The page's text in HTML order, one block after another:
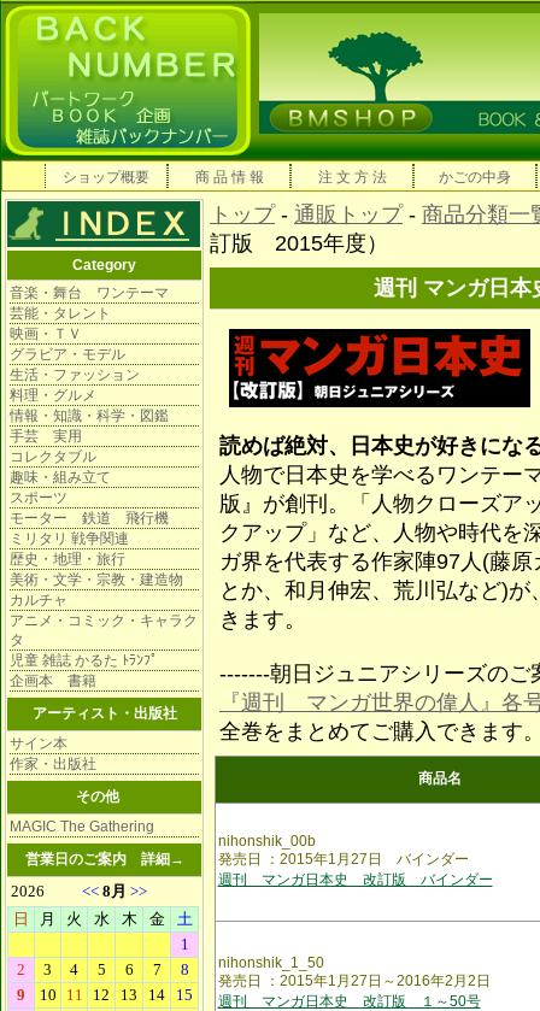
ショップ概要 商 品 情 報 注 文 方 法 かごの中身
Category
音楽・舞台 ワンテーマ
芸能・タレント
映画・ＴＶ
グラビア・モデル
生活・ファッション
料理・グルメ
情報・知識・科学・図鑑
手芸 実用
コレクタブル
趣味・組み立て
スポーツ
モーター 鉄道 飛行機
ミリタリ 戦争関連
歴史・地理・旅行
美術・文学・宗教・建造物
カルチャ
アニメ・コミック・キャラク
タ
児童 雑誌 かるた ﾄﾗﾝﾌﾟ
企画本 書籍
アーティスト・出版社
サイン本
作家・出版社
その他
MAGIC The Gathering
営業日のご案内 詳細→
トップ- 通販トップ- 商品分類一
訂版 2015年度）
週刊 マンガ日
読めば絶対、日本史が好きにな
人物で日本史を学べるワンテー
版』が創刊。「人物クローズア
クアップ」など、人物や時代を
ガ界を代表する作家陣97人(藤
とか、和月伸宏、荒川弘など)
きます。
-------朝日ジュニアシリーズのご
『週刊 マンガ世界の偉人』各
全巻をまとめてご購入できます
商品名
nihonshik_00b
発売日 ：2015年1月27日 バインダー
週刊 マンガ日本史 改訂版 バインダー
nihonshik_1_50
発売日 ：2015年1月27日～2016年2月2日
週刊 マンガ日本史 改訂版 １～50号